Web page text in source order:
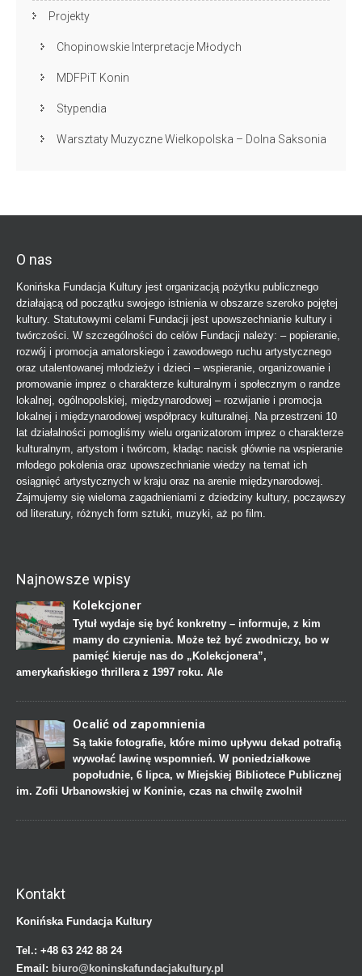
Projekty
Chopinowskie Interpretacje Młodych
MDFPiT Konin
Stypendia
Warsztaty Muzyczne Wielkopolska – Dolna Saksonia
O nas
Konińska Fundacja Kultury jest organizacją pożytku publicznego
działającą od początku swojego istnienia w obszarze szeroko pojętej
kultury. Statutowymi celami Fundacji jest upowszechnianie kultury i
twórczości. W szczególności do celów Fundacji należy: – popieranie,
rozwój i promocja amatorskiego i zawodowego ruchu artystycznego
oraz utalentowanej młodzieży i dzieci – wspieranie, organizowanie i
promowanie imprez o charakterze kulturalnym i społecznym o randze
lokalnej, ogólnopolskiej, międzynarodowej – rozwijanie i promocja
lokalnej i międzynarodowej współpracy kulturalnej. Na przestrzeni 10
lat działalności pomogliśmy wielu organizatorom imprez o charakterze
kulturalnym, artystom i twórcom, kładąc nacisk głównie na wspieranie
młodego pokolenia oraz upowszechnianie wiedzy na temat ich
osiągnięć artystycznych w kraju oraz na arenie międzynarodowej.
Zajmujemy się wieloma zagadnieniami z dziedziny kultury, począwszy
od literatury, różnych form sztuki, muzyki, aż po film.
Najnowsze wpisy
Kolekcjoner
Tytuł wydaje się być konkretny – informuje, z kim
mamy do czynienia. Może też być zwodniczy, bo w
pamięć kieruje nas do „Kolekcjonera”,
amerykańskiego thrillera z 1997 roku. Ale
Ocalić od zapomnienia
Są takie fotografie, które mimo upływu dekad potrafią
wywołać lawinę wspomnień. W poniedziałkowe
popołudnie, 6 lipca, w Miejskiej Bibliotece Publicznej
im. Zofii Urbanowskiej w Koninie, czas na chwilę zwolnił
Kontakt
Konińska Fundacja Kultury
Tel.: +48 63 242 88 24
Email: biuro@koninskafundacjakultury.pl